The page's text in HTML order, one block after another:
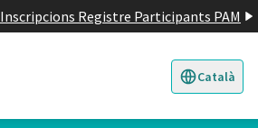
Inscripcions Registre Participants PAM
Català
Triar la